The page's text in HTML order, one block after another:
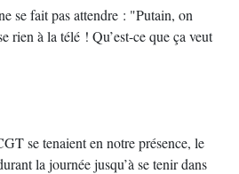
se fait pas attendre : "Putain, on
rien à la télé ! Qu’est-ce que ça veut
se tenaient en notre présence, le
la journée jusqu’à se tenir dans